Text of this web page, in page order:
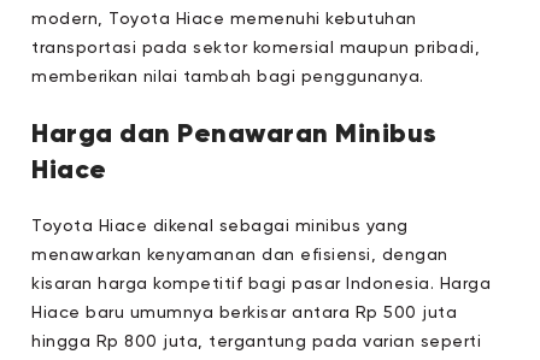
modern, Toyota Hiace memenuhi kebutuhan
transportasi pada sektor komersial maupun pribadi,
memberikan nilai tambah bagi penggunanya.
Harga dan Penawaran Minibus
Hiace
Toyota Hiace dikenal sebagai minibus yang
menawarkan kenyamanan dan efisiensi, dengan
kisaran harga kompetitif bagi pasar Indonesia. Harga
Hiace baru umumnya berkisar antara Rp 500 juta
hingga Rp 800 juta, tergantung pada varian seperti